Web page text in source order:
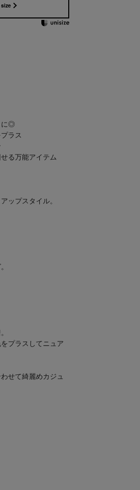
に◎
ラス
る万能アイテム
ップスタイル。
プラスしてニュア
せて綺麗めカジュ